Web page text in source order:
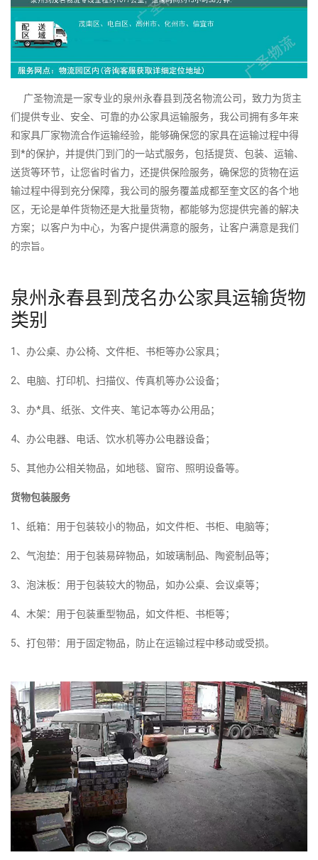
广圣物流是一家专业的泉州永春县到茂名物流公司，致力为货主
们提供专业、安全、可靠的办公家具运输服务，我公司拥有多年来
和家具厂家物流合作运输经验，能够确保您的家具在运输过程中得
到*的保护，并提供门到门的一站式服务，包括提货、包装、运输、
送货等环节，让您省时省力，还提供保险服务，确保您的货物在运
输过程中得到充分保障，我公司的服务覆盖成都至奎文区的各个地
区，无论是单件货物还是大批量货物，都能够为您提供完善的解决
方案；以客户为中心，为客户提供满意的服务，让客户满意是我们
的宗旨。
泉州永春县到茂名办公家具运输货物
类别
1、办公桌、办公椅、文件柜、书柜等办公家具；
2、电脑、打印机、扫描仪、传真机等办公设备；
3、办*具、纸张、文件夹、笔记本等办公用品；
4、办公电器、电话、饮水机等办公电器设备；
5、其他办公相关物品，如地毯、窗帘、照明设备等。
货物包装服务
1、纸箱：用于包装较小的物品，如文件柜、书柜、电脑等；
2、气泡垫：用于包装易碎物品，如玻璃制品、陶瓷制品等；
3、泡沫板：用于包装较大的物品，如办公桌、会议桌等；
4、木架：用于包装重型物品，如文件柜、书柜等；
5、打包带：用于固定物品，防止在运输过程中移动或受损。